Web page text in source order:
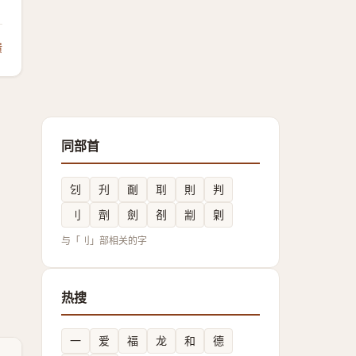
同部首
刉 刋 㓰 刵 則
判
刂
劑 劍 㓢 剬 㓷
与「刂」部相关的字
热搜
一 爱 福 龙 和
德